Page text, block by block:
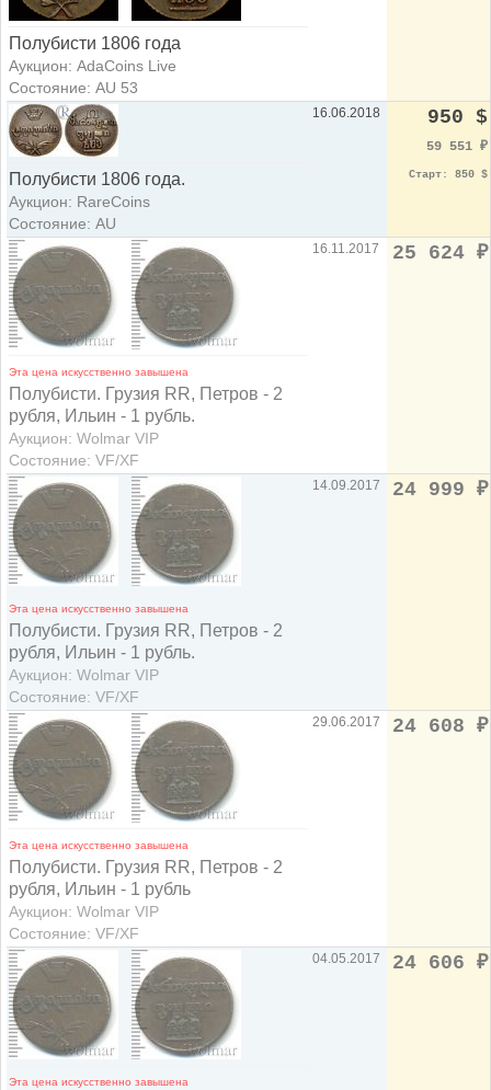
Полубисти 1806 года
Аукцион: AdaCoins Live
Состояние: AU 53
Полубисти 1806 года.
Аукцион: RareCoins
Состояние: AU
16.06.2018 950 $
59 551 ₽
Старт: 850 $
Эта цена искусственно завышена
Полубисти. Грузия RR, Петров - 2
рубля, Ильин - 1 рубль.
Аукцион: Wolmar VIP
Состояние: VF/XF
16.11.2017 25 624 ₽
Эта цена искусственно завышена
Полубисти. Грузия RR, Петров - 2
рубля, Ильин - 1 рубль.
Аукцион: Wolmar VIP
Состояние: VF/XF
14.09.2017 24 999 ₽
Эта цена искусственно завышена
Полубисти. Грузия RR, Петров - 2
рубля, Ильин - 1 рубль
Аукцион: Wolmar VIP
Состояние: VF/XF
29.06.2017 24 608 ₽
Эта цена искусственно завышена
04.05.2017 24 606 ₽